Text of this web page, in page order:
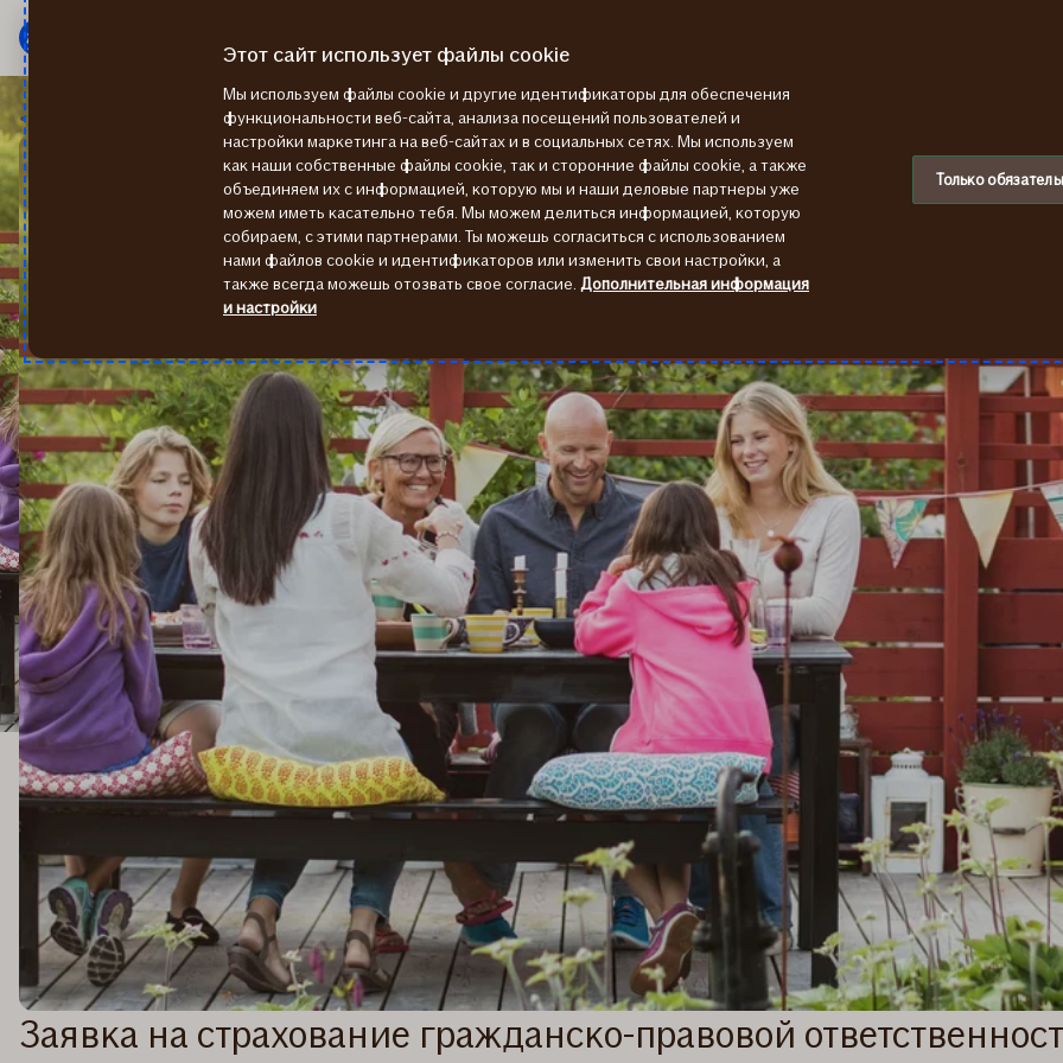
Мену
Перейти
содержанию
Страхование гражданско-правовой ответственности
Заявка на страхование гражданско-правовой
Этот сайт использует файлы cookie
Мы используем файлы cookie и другие идентификаторы для обеспечения
функциональности веб-сайта, анализа посещений пользователей и
настройки маркетинга на веб-сайтах и в социальных сетях. Мы используем
как наши собственные файлы cookie, так и сторонние файлы cookie, а также
объединяем их с информацией, которую мы и наши деловые партнеры уже
можем иметь касательно тебя. Мы можем делиться информацией, которую
собираем, с этими партнерами. Ты можешь согласиться с использованием
нами файлов cookie и идентификаторов или изменить свои настройки, а
также всегда можешь отозвать свое согласие. Дополнительная информация
и настройки
Только